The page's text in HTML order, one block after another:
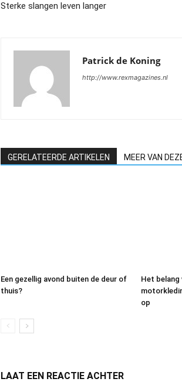
Sterke slangen leven langer
Patrick de Koning
http://www.rexmagazines.nl
GERELATEERDE ARTIKELEN MEER VAN
Een gezellig avond buiten de deur of
thuis?
Het belang
op
LAAT EEN REACTIE ACHTER